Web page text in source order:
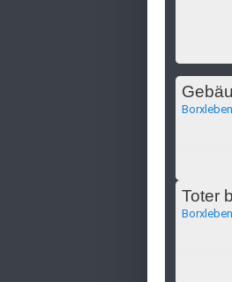
Borxleben
Toter
Borxleben